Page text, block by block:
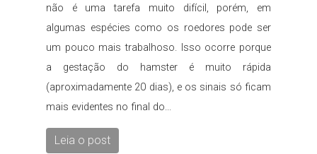
não é uma tarefa muito difícil, porém, em
algumas espécies como os roedores pode ser
um pouco mais trabalhoso. Isso ocorre porque
a gestação do hamster é muito rápida
(aproximadamente 20 dias), e os sinais só ficam
mais evidentes no final do...
Leia o post